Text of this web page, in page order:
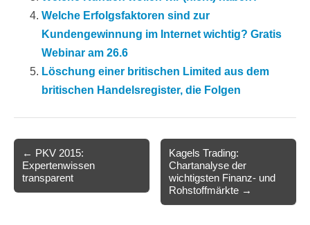
Welche Erfolgsfaktoren sind zur
Kundengewinnung im Internet wichtig? Gratis
Webinar am 26.6
Löschung einer britischen Limited aus dem
britischen Handelsregister, die Folgen
navigation
← PKV 2015:
Expertenwissen
transparent
Kagels Trading:
Chartanalyse der
wichtigsten Finanz- und
Rohstoffmärkte →